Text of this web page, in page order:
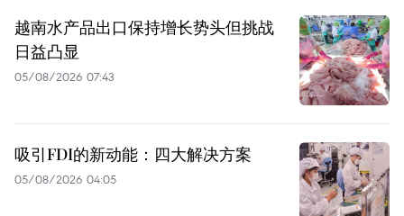
越南水产品出口保持增长势头但挑战
日益凸显
05/08/2026 07:43
吸引FDI的新动能：四大解决方案
05/08/2026 04:05